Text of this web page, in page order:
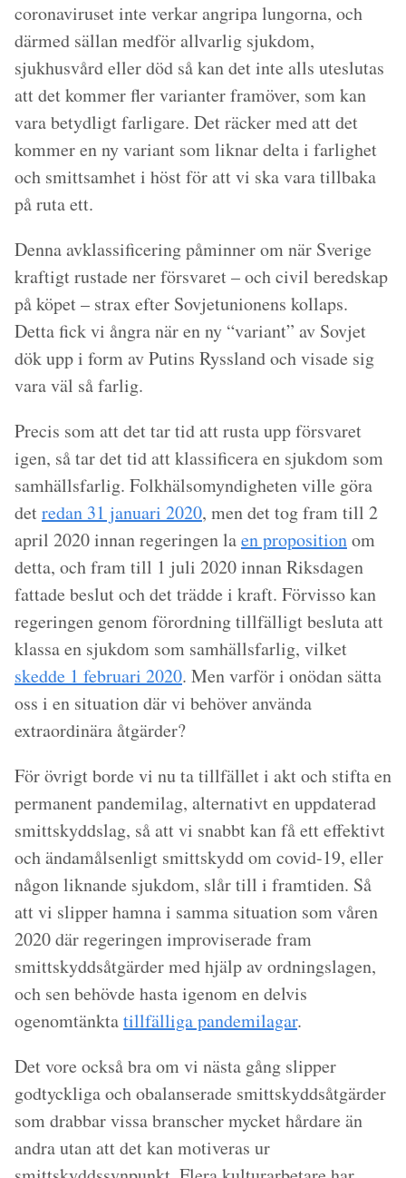
coronaviruset inte verkar angripa lungorna, och
därmed sällan medför allvarlig sjukdom,
sjukhusvård eller död så kan det inte alls uteslutas
att det kommer fler varianter framöver, som kan
vara betydligt farligare. Det räcker med att det
kommer en ny variant som liknar delta i farlighet
och smittsamhet i höst för att vi ska vara tillbaka
på ruta ett.
Denna avklassificering påminner om när Sverige
kraftigt rustade ner försvaret – och civil beredskap
på köpet – strax efter Sovjetunionens kollaps.
Detta fick vi ångra när en ny “variant” av Sovjet
dök upp i form av Putins Ryssland och visade sig
vara väl så farlig.
Precis som att det tar tid att rusta upp försvaret
igen, så tar det tid att klassificera en sjukdom som
samhällsfarlig. Folkhälsomyndigheten ville göra
detredan 31 januari 2020, men det tog fram till 2
april 2020 innan regeringen laen propositionom
detta, och fram till 1 juli 2020 innan Riksdagen
fattade beslut och det trädde i kraft. Förvisso kan
regeringen genom förordning tillfälligt besluta att
klassa en sjukdom som samhällsfarlig, vilket
skedde 1 februari 2020. Men varför i onödan sätta
oss i en situation där vi behöver använda
extraordinära åtgärder?
För övrigt borde vi nu ta tillfället i akt och stifta en
permanent pandemilag, alternativt en uppdaterad
smittskyddslag, så att vi snabbt kan få ett effektivt
och ändamålsenligt smittskydd om covid-19, eller
någon liknande sjukdom, slår till i framtiden. Så
att vi slipper hamna i samma situation som våren
2020 där regeringen improviserade fram
smittskyddsåtgärder med hjälp av ordningslagen,
och sen behövde hasta igenom en delvis
ogenomtänktatillfälliga pandemilagar.
Det vore också bra om vi nästa gång slipper
godtyckliga och obalanserade smittskyddsåtgärder
som drabbar vissa branscher mycket hårdare än
andra utan att det kan motiveras ur